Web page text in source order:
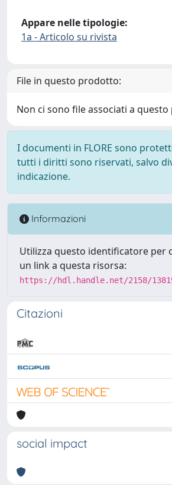
Appare nelle tipologie:
1a - Articolo su rivista
File in questo prodotto:
Non ci sono file associati a
I documenti in FLORE sono
tutti i diritti sono riservati, salvo
indicazione.
Informazioni
Utilizza questo identificatore per
un link a questa risorsa:
https://hdl.handle.net/2158/
Citazioni
social impact